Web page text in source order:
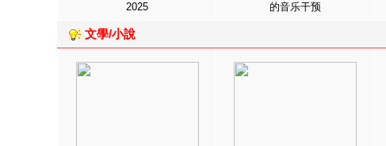
2025
的音乐干预
文學/小說